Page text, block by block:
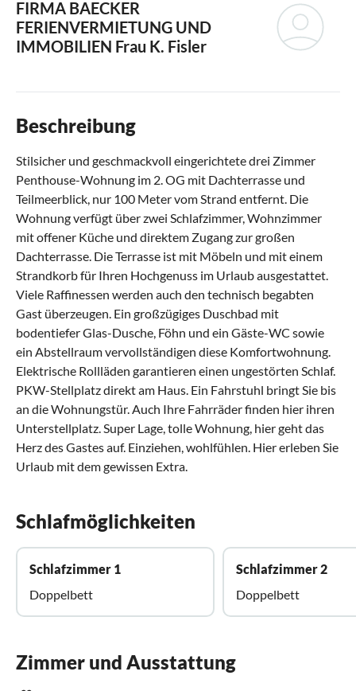
FIRMA BAECKER
FERIENVERMIETUNG UND
IMMOBILIEN Frau K. Fisler
Beschreibung
Stilsicher und geschmackvoll eingerichtete drei Zimmer
Penthouse-Wohnung im 2. OG mit Dachterrasse und
Teilmeerblick, nur 100 Meter vom Strand entfernt. Die
Wohnung verfügt über zwei Schlafzimmer, Wohnzimmer
mit offener Küche und direktem Zugang zur großen
Dachterrasse. Die Terrasse ist mit Möbeln und mit einem
Strandkorb für Ihren Hochgenuss im Urlaub ausgestattet.
Viele Raffinessen werden auch den technisch begabten
Gast überzeugen. Ein großzügiges Duschbad mit
bodentiefer Glas-Dusche, Föhn und ein Gäste-WC sowie
ein Abstellraum vervollständigen diese Komfortwohnung.
Elektrische Rollläden garantieren einen ungestörten Schlaf.
PKW-Stellplatz direkt am Haus. Ein Fahrstuhl bringt Sie bis
an die Wohnungstür. Auch Ihre Fahrräder finden hier ihren
Unterstellplatz. Super Lage, tolle Wohnung, hier geht das
Herz des Gastes auf. Einziehen, wohlfühlen. Hier erleben Sie
Urlaub mit dem gewissen Extra.
Schlafmöglichkeiten
Schlafzimmer 1
Doppelbett
Schlafzimmer 2
Doppelbett
Zimmer und Ausstattung